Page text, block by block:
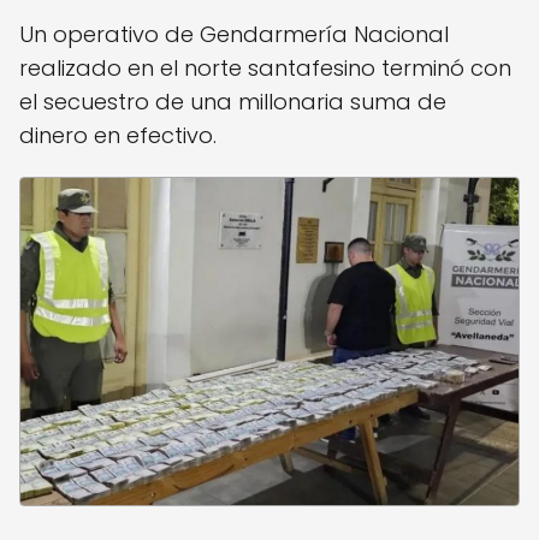
Un operativo de Gendarmería Nacional
realizado en el norte santafesino terminó con
el secuestro de una millonaria suma de
dinero en efectivo.